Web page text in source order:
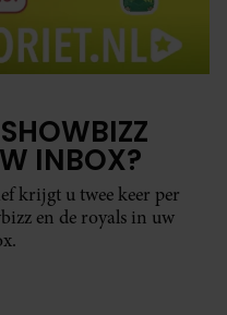
INBOX?
krijgt u twee keer per
en de royals in uw